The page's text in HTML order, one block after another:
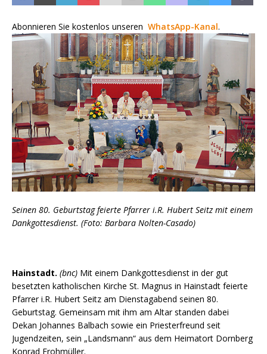
Abonnieren Sie kostenlos unseren WhatsApp-Kanal.
Seinen 80. Geburtstag feierte Pfarrer i.R. Hubert Seitz mit einem
Dankgottesdienst. (Foto: Barbara Nolten-Casado)
Hainstadt. (bnc) Mit einem Dankgottesdienst in der gut
besetzten katholischen Kirche St. Magnus in Hainstadt feierte
Pfarrer i.R. Hubert Seitz am Dienstagabend seinen 80.
Geburtstag. Gemeinsam mit ihm am Altar standen dabei
Dekan Johannes Balbach sowie ein Priesterfreund seit
Jugendzeiten, sein „Landsmann“ aus dem Heimatort Dornberg
Konrad Frohmüller.